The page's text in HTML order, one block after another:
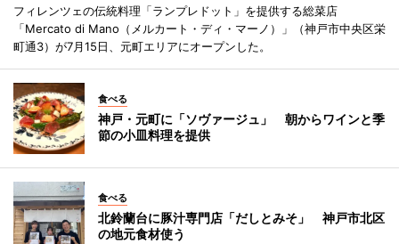
フィレンツェの伝統料理「ランプレドット」を提供する総菜店
「Mercato di Mano（メルカート・ディ・マーノ）」（神戸市中央区栄
町通3）が7月15日、元町エリアにオープンした。
食べる
神戸・元町に「ソヴァージュ」 朝からワインと季
節の小皿料理を提供
食べる
北鈴蘭台に豚汁専門店「だしとみそ」 神戸市北区
の地元食材使う